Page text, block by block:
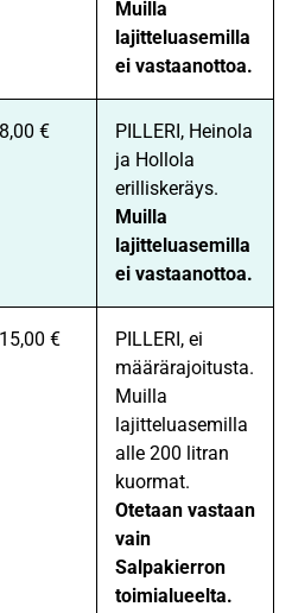
Muilla
lajitteluasemilla
ei vastaanottoa.
8,00 €
PILLERI, Heinola
ja Hollola
erilliskeräys.
Muilla
lajitteluasemilla
ei vastaanottoa.
15,00 €
PILLERI, ei
määrärajoitusta.
Muilla
lajitteluasemilla
alle 200 litran
kuormat.
Otetaan vastaan
vain
Salpakierron
toimialueelta.